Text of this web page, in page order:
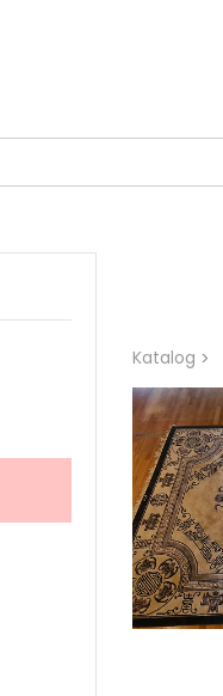
Katalog